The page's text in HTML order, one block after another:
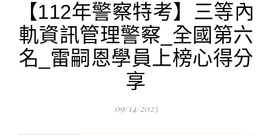
【112年警察特考】三等內
軌資訊管理警察_全國第六
名_雷嗣恩學員上榜心得分
享
09/14/2023